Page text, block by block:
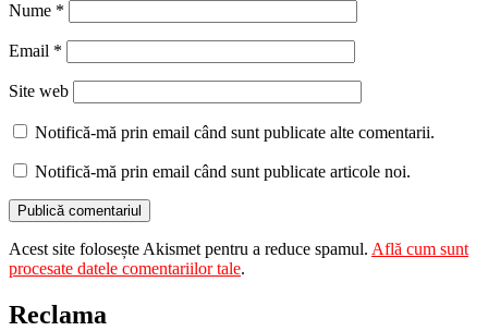
Nume *
Email *
Site web
Notifică-mă prin email când sunt publicate alte comentarii.
Notifică-mă prin email când sunt publicate articole noi.
Acest site folosește Akismet pentru a reduce spamul. Află cum sunt
procesate datele comentariilor tale.
Reclama